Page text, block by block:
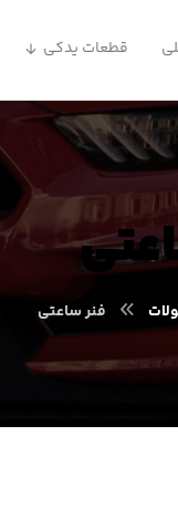
قطعات یدکی
فنر ساعتی